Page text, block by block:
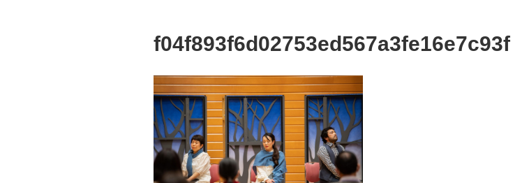
f04f893f6d02753ed567a3fe16e7c93f